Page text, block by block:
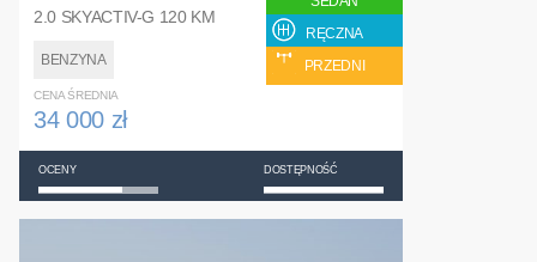
2.0 SKYACTIV-G 120 KM
BENZYNA
RĘCZNA
PRZEDNI
CENA ŚREDNIA
34 000 zł
OCENY DOSTĘPNOŚĆ